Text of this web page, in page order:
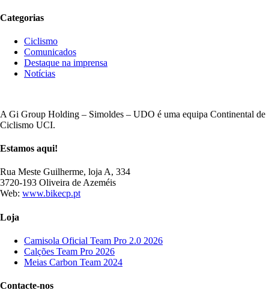
Categorias
Ciclismo
Comunicados
Destaque na imprensa
Notícias
A Gi Group Holding – Simoldes – UDO é uma equipa Continental de
Ciclismo UCI.
Estamos aqui!
Rua Meste Guilherme, loja A, 334
3720-193 Oliveira de Azeméis
Web: www.bikecp.pt
Loja
Camisola Oficial Team Pro 2.0 2026
Calções Team Pro 2026
Meias Carbon Team 2024
Contacte-nos